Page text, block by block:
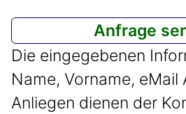
Die eingegebenen
Name, Vorname, eMail
Anliegen dienen der